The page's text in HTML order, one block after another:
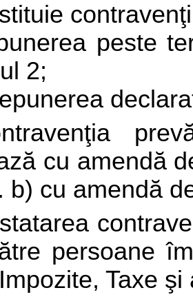
peste
2;
cu amendă
b) cu amendă
persoane
Taxe